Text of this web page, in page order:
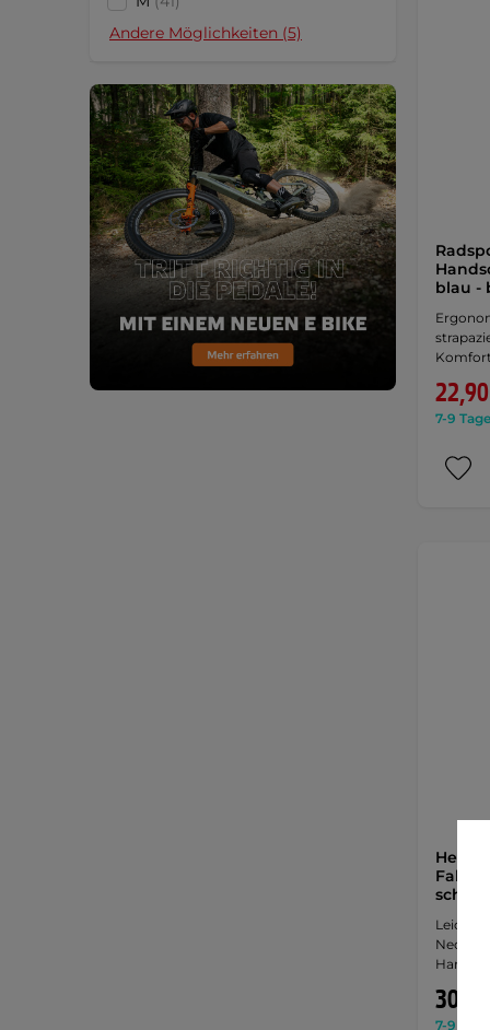
Andere Möglichkeiten (5)
blau -
Komfort
7-9
Leicht
7-9